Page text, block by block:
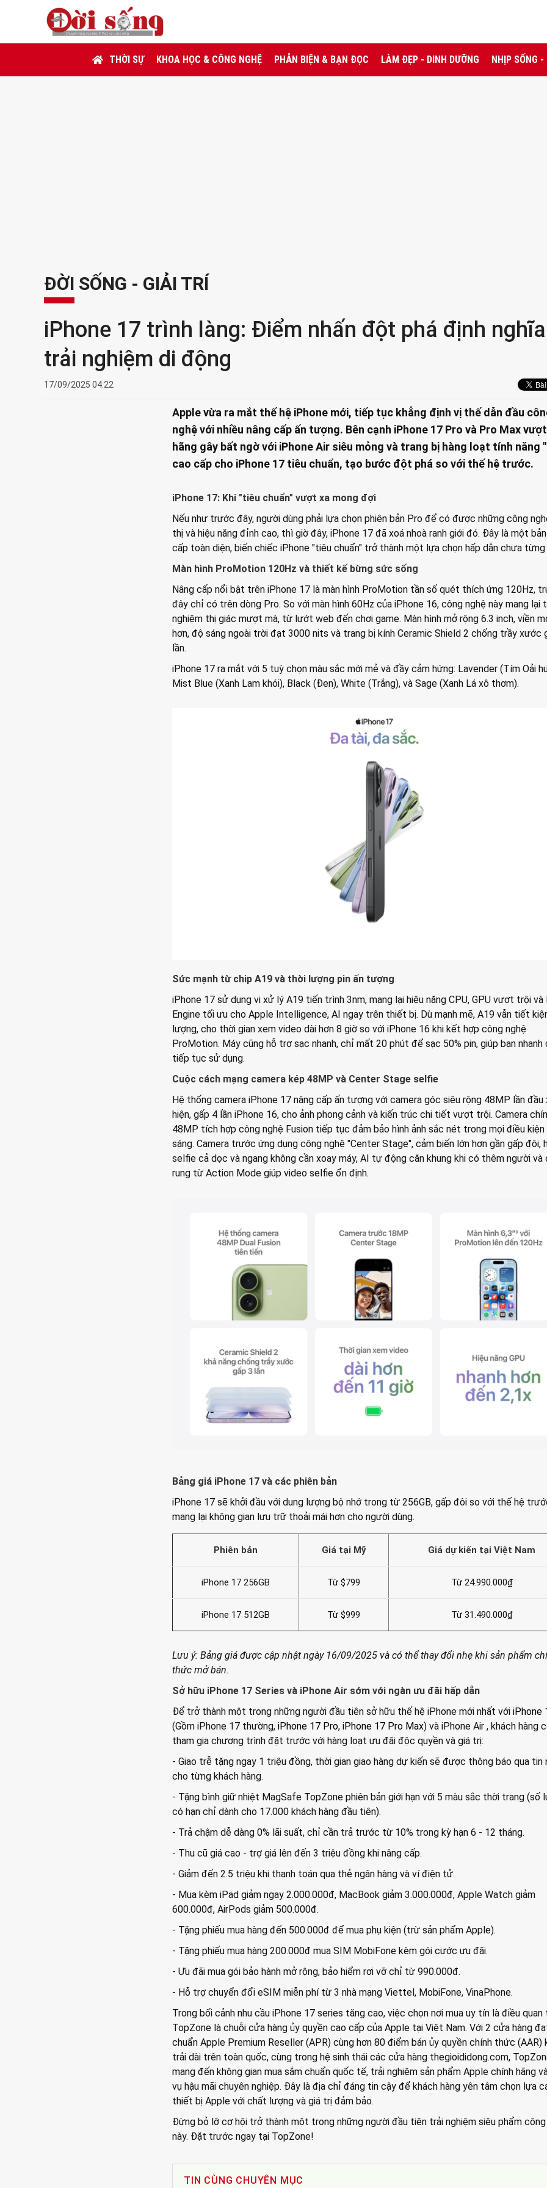
THỜI SỰ KHOA HỌC & CÔNG NGHỆ PHẢN BIỆN & BẠN ĐỌC LÀM ĐẸP - DINH DƯỠNG NHỊP SỐNG
ĐỜI SỐNG - GIẢI TRÍ
iPhone 17 trình làng: Điểm nhấn đột phá định
trải nghiệm di động
17/09/2025 04:22
Apple vừa ra mắt thế hệ iPhone mới, tiếp tục khẳng định vị thế dẫn đầu
nghệ với nhiều nâng cấp ấn tượng. Bên cạnh iPhone 17 Pro và Pro Max
hãng gây bất ngờ với iPhone Air siêu mỏng và trang bị hàng loạt tính năng
cao cấp cho iPhone 17 tiêu chuẩn, tạo bước đột phá so với thế hệ trước.
iPhone 17: Khi "tiêu chuẩn" vượt xa mong đợi
Nếu như trước đây, người dùng phải lựa chọn phiên bản Pro để có được những công
thị và hiệu năng đỉnh cao, thì giờ đây, iPhone 17 đã xoá nhoà ranh giới đó. Đây là một
cấp toàn diện, biến chiếc iPhone "tiêu chuẩn" trở thành một lựa chọn hấp dẫn chưa
Màn hình ProMotion 120Hz và thiết kế bừng sức sống
Nâng cấp nổi bật trên iPhone 17 là màn hình ProMotion tần số quét thích ứng 120Hz,
đây chỉ có trên dòng Pro. So với màn hình 60Hz của iPhone 16, công nghệ này mang lại
nghiệm thị giác mượt mà, từ lướt web đến chơi game. Màn hình mở rộng 6.3 inch, viền
hơn, độ sáng ngoài trời đạt 3000 nits và trang bị kính Ceramic Shield 2 chống trầy xước
lần.
iPhone 17 ra mắt với 5 tuỳ chọn màu sắc mới mẻ và đầy cảm hứng: Lavender (Tím Oải
Mist Blue (Xanh Lam khói), Black (Đen), White (Trắng), và Sage (Xanh Lá xô thơm).
Sức mạnh từ chip A19 và thời lượng pin ấn tượng
iPhone 17 sử dụng vi xử lý A19 tiến trình 3nm, mang lại hiệu năng CPU, GPU vượt trội và
Engine tối ưu cho Apple Intelligence, AI ngay trên thiết bị. Dù mạnh mẽ, A19 vẫn tiết
lượng, cho thời gian xem video dài hơn 8 giờ so với iPhone 16 khi kết hợp công nghệ
ProMotion. Máy cũng hỗ trợ sạc nhanh, chỉ mất 20 phút để sạc 50% pin, giúp bạn nhanh
tiếp tục sử dụng.
Cuộc cách mạng camera kép 48MP và Center Stage selfie
Hệ thống camera iPhone 17 nâng cấp ấn tượng với camera góc siêu rộng 48MP lần đầu
hiện, gấp 4 lần iPhone 16, cho ảnh phong cảnh và kiến trúc chi tiết vượt trội. Camera
48MP tích hợp công nghệ Fusion tiếp tục đảm bảo hình ảnh sắc nét trong mọi điều kiện
sáng. Camera trước ứng dụng công nghệ "Center Stage", cảm biến lớn hơn gần gấp đôi,
selfie cả dọc và ngang không cần xoay máy, AI tự động căn khung khi có thêm người và
rung từ Action Mode giúp video selfie ổn định.
Bảng giá iPhone 17 và các phiên bản
iPhone 17 sẽ khởi đầu với dung lượng bộ nhớ trong từ 256GB, gấp đôi so với thế hệ
mang lại không gian lưu trữ thoải mái hơn cho người dùng.
Phiên bản Giá tại Mỹ Giá dự kiến tại Việt Nam
iPhone 17 256GB Từ $799 Từ 24.990.000₫
iPhone 17 512GB Từ $999 Từ 31.490.000₫
Lưu ý: Bảng giá được cập nhật ngày 16/09/2025 và có thể thay đổi nhẹ khi sản phẩm
thức mở bán.
Sở hữu iPhone 17 Series và iPhone Air sớm với ngàn ưu đãi hấp dẫn
Để trở thành một trong những người đầu tiên sở hữu thế hệ iPhone mới nhất với iPhone
(Gồm iPhone 17 thường, iPhone 17 Pro, iPhone 17 Pro Max) và iPhone Air , khách hàng
tham gia chương trình đặt trước với hàng loạt ưu đãi độc quyền và giá trị:
- Giao trễ tặng ngay 1 triệu đồng, thời gian giao hàng dự kiến sẽ được thông báo qua tin
cho từng khách hàng.
- Tặng bình giữ nhiệt MagSafe TopZone phiên bản giới hạn với 5 màu sắc thời trang (số
có hạn chỉ dành cho 17.000 khách hàng đầu tiên).
- Trả chậm dễ dàng 0% lãi suất, chỉ cần trả trước từ 10% trong kỳ hạn 6 - 12 tháng.
- Thu cũ giá cao - trợ giá lên đến 3 triệu đồng khi nâng cấp.
- Giảm đến 2.5 triệu khi thanh toán qua thẻ ngân hàng và ví điện tử.
- Mua kèm iPad giảm ngay 2.000.000đ, MacBook giảm 3.000.000đ, Apple Watch giảm
600.000đ, AirPods giảm 500.000đ.
- Tặng phiếu mua hàng đến 500.000đ để mua phụ kiện (trừ sản phẩm Apple).
- Tặng phiếu mua hàng 200.000đ mua SIM MobiFone kèm gói cước ưu đãi.
- Ưu đãi mua gói bảo hành mở rộng, bảo hiểm rơi vỡ chỉ từ 990.000đ.
- Hỗ trợ chuyển đổi eSIM miễn phí từ 3 nhà mạng Viettel, MobiFone, VinaPhone.
Trong bối cảnh nhu cầu iPhone 17 series tăng cao, việc chọn nơi mua uy tín là điều quan
TopZone là chuỗi cửa hàng ủy quyền cao cấp của Apple tại Việt Nam. Với 2 cửa hàng
chuẩn Apple Premium Reseller (APR) cùng hơn 80 điểm bán ủy quyền chính thức (AAR)
trải dài trên toàn quốc, cùng trong hệ sinh thái các cửa hàng thegioididong.com,
mang đến không gian mua sắm chuẩn quốc tế, trải nghiệm sản phẩm Apple chính hãng
vụ hậu mãi chuyên nghiệp. Đây là địa chỉ đáng tin cậy để khách hàng yên tâm chọn lựa
thiết bị Apple với chất lượng và giá trị đảm bảo.
Đừng bỏ lỡ cơ hội trở thành một trong những người đầu tiên trải nghiệm siêu phẩm
này. Đặt trước ngay tại TopZone!
TIN CÙNG CHUYÊN MỤC